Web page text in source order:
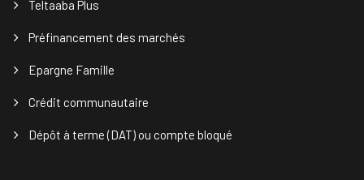
Teltaaba Plus
Préfinancement des marchés
Epargne Famille
Crédit communautaire
Dépôt à terme (DAT) ou compte bloqué